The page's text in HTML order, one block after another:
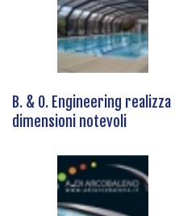
B. & O. Engineering
dimensioni notevoli